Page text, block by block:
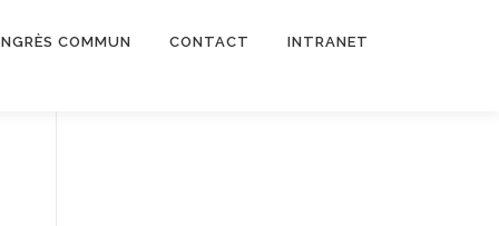
COMMUN CONTACT INTRANET